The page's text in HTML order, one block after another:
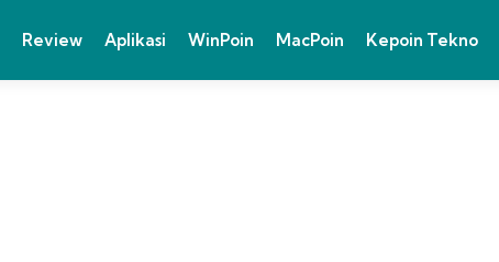
Review Aplikasi WinPoin MacPoin Kepoin Tekno